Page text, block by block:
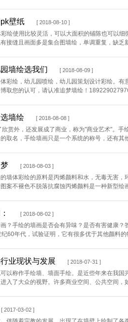
壁纸 [ 2018-08-10 ]
绘使用比较灵活，可以大面积的铺陈也可以
接缝且画面多是集合图墙绘，单调重复，缺
墙绘选我们 [ 2018-08-09 ]
彩绘，幼儿园喷绘，幼儿园策划设计彩绘。
取您的认可，请认准追梦墙绘！
墙绘 [ 2018-08-08 ]
赏外，还发展成了商业，称为"商业艺术"。
取名，手绘墙画只是一个系统的称号，还有
[ 2018-08-03 ]
墙体彩绘的原料是丙烯颜料和水，无毒无害
案不褪色不脱落抗腐蚀丙烯颜料是一种新型
[ 2018-08-02 ]
？手绘的墙画是否会有异味？是否有害健康
60年代，试验证明，它有很多优于其他颜料
业现状与发展 [ 2018-07-31 ]
以称作手绘墙、墙面手绘。是近些年来在我
入了大众的视野。许多商业空间、公共空间，
[ 2017-03-02 ]